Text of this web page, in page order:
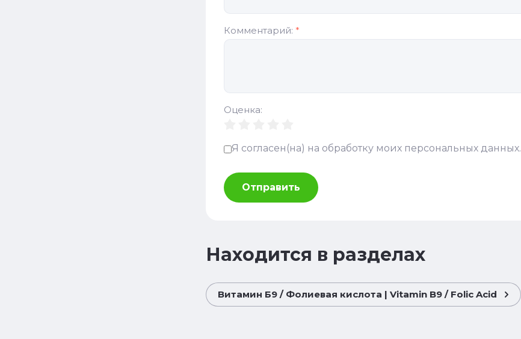
Комментарий: *
Оценка:
Я согласен(на) на обработку моих персональных данных.
Отправить
Находится в разделах
Витамин Б9 / Фолиевая кислота | Vitamin B9 / Folic Acid